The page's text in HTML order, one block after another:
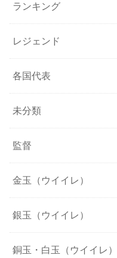
ランキング
レジェンド
各国代表
未分類
監督
金玉（ウイイレ）
銀玉（ウイイレ）
銅玉・白玉（ウイイレ）